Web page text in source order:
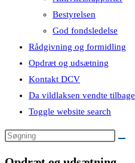
Bestyrelsen
God fondsledelse
Rådgivning og formidling
Opdræt og udsætning
Kontakt DCV
Da vildlaksen vendte tilbage
Toggle website search